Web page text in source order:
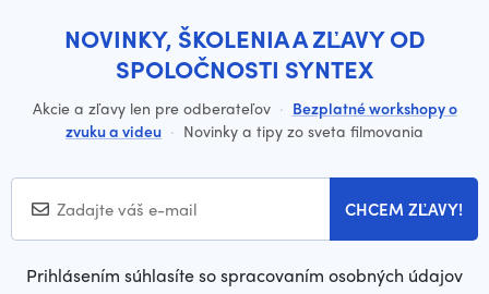
NOVINKY, ŠKOLENIA A ZĽAVY OD
SPOLOČNOSTI SYNTEX
Akcie a zľavy len pre odberateľov · Bezplatné workshopy o
zvuku a videu · Novinky a tipy zo sveta filmovania
CHCEM ZĽAVY!
Prihlásením súhlasíte so spracovaním osobných údajov